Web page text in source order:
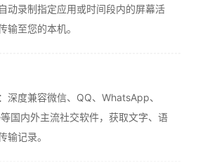
动录制指定应用或时间段内的屏幕活
输至您的本机。
：深度兼容微信、QQ、WhatsApp、
国内外主流社交软件，获取文字、语
输记录。